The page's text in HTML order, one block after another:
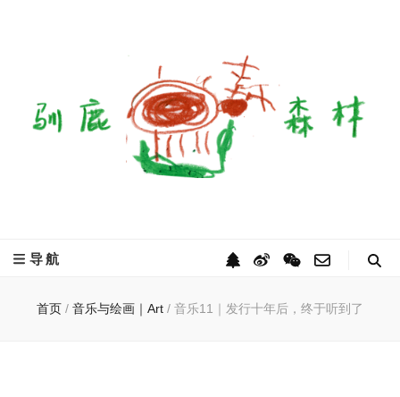
导航
首页 / 音乐与绘画｜Art / 音乐11｜发行十年后，终于听到了